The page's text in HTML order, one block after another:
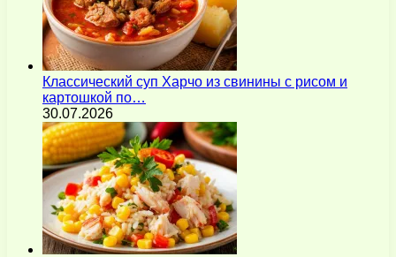
Классический суп Харчо из свинины с рисом и
картошкой по…
30.07.2026